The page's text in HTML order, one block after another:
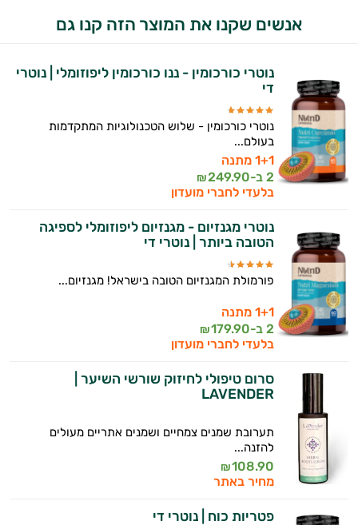
אנשים שקנו את המוצר הזה קנו גם
נוטרי כורכומין - ננו כורכומין ליפוזומלי | נוטרי
די
נוטרי כורכומין - שלוש הטכנולוגיות המתקדמות
בעולם...
1+1 מתנה
2 ב-
249.90
₪
בלעדי לחברי מועדון
נוטרי מגנזיום - מגנזיום ליפוזומלי לספיגה
הטובה ביותר | נוטרי די
פורמולת המגנזיום הטובה בישראל! מגנזיום...
1+1 מתנה
2 ב-
179.90
₪
בלעדי לחברי מועדון
סרום טיפולי לחיזוק שורשי השיער |
LAVENDER
תערובת שמנים צמחיים ושמנים אתריים מעולים
להזנה...
108.90
₪
מחיר באתר
פטריות כוח | נוטרי די
אני יועץ הבריאות האישי AI של טבע בריא.
התשובות שלי מבוססות על מאגרי מידע קליניים
וספרות מקצועית בתחומי הרפואה הטבעית
ותזונת הספורט.
אני כאן כדי לעזור לך להתאים את תוספי
התזונה ומוצרי הבריאות המדויקים למטרות
עובדים יחד כדי למקסם תוצאות גם בחיי היום
יום וגם בתחום הכושר והספורט.
המטרה שלי היא להתאים עבורך המלצות
אישיות מבוססות מדעית.
זה הזמן להתחיל. איך אוכל לעזור?